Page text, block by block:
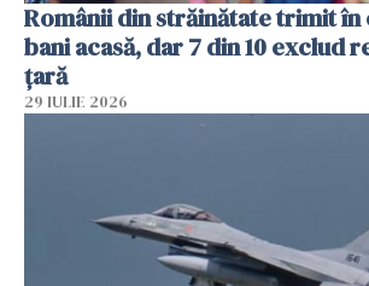
Românii din străinătate trimit
bani acasă, dar 7 din 10 exclud
țară
29 IULIE 2026